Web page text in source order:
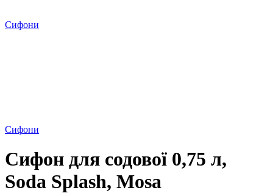
Сифони
Сифони
Сифон для содової 0,75 л,
Soda Splash, Mosa